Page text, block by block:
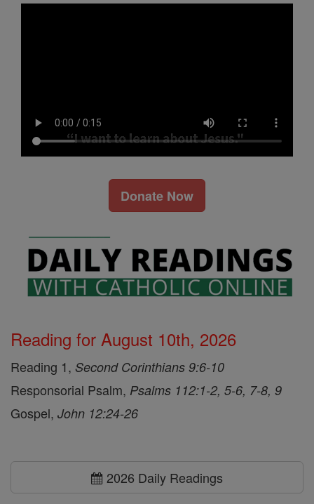
Donate Now
Reading for August 10th, 2026
Reading 1, Second Corinthians 9:6-10
Responsorial Psalm, Psalms 112:1-2, 5-6, 7-8, 9
Gospel, John 12:24-26
2026 Daily Readings